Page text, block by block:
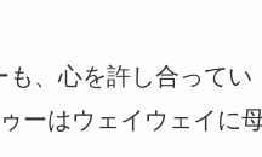
、心を許し合ってい
ーはウェイウェイに